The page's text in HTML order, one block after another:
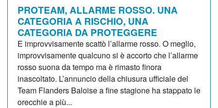
PROTEAM, ALLARME ROSSO. UNA
CATEGORIA A RISCHIO, UNA
CATEGORIA DA PROTEGGERE
E improvvisamente scattò l’allarme rosso. O meglio,
improvvisamente qualcuno si è accorto che l’allarme
rosso suona da tempo ma è rimasto finora
inascoltato. L’annuncio della chiusura ufficiale del
Team Flanders Baloise a fine stagione ha stappato le
orecchie a più...